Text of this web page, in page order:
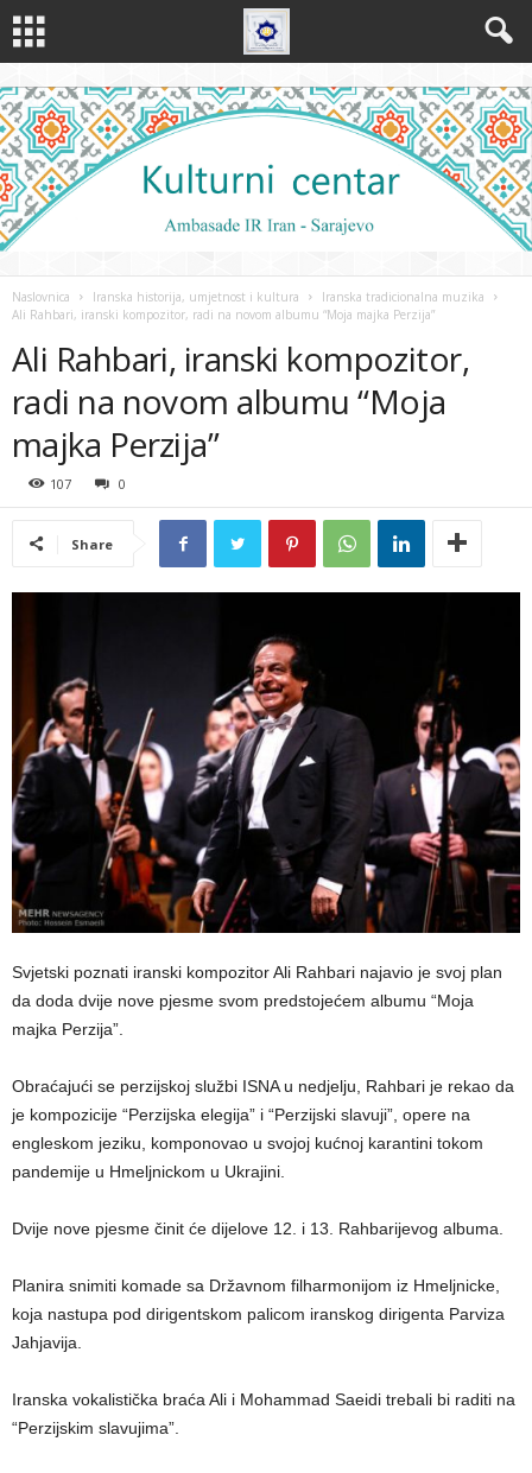
Naslovnica Iranska historija, umjetnost i kultura
Iranska tradicionalna muzika
Ali Rahbari, iranski kompozitor, radi na novom albumu “Moja majka Perzija”
Ali Rahbari, iranski kompozitor,
radi na novom albumu “Moja
majka Perzija”
107 0
Share
Svjetski poznati iranski kompozitor Ali Rahbari najavio je svoj plan
da doda dvije nove pjesme svom predstojećem albumu “Moja
majka Perzija”.
Obraćajući se perzijskoj službi ISNA u nedjelju, Rahbari je rekao da
je kompozicije “Perzijska elegija” i “Perzijski slavuji”, opere na
engleskom jeziku, komponovao u svojoj kućnoj karantini tokom
pandemije u Hmeljnickom u Ukrajini.
Dvije nove pjesme činit će dijelove 12. i 13. Rahbarijevog albuma.
Planira snimiti komade sa Državnom filharmonijom iz Hmeljnicke,
koja nastupa pod dirigentskom palicom iranskog dirigenta Parviza
Jahjavija.
Iranska vokalistička braća Ali i Mohammad Saeidi trebali bi raditi na
“Perzijskim slavujima”.